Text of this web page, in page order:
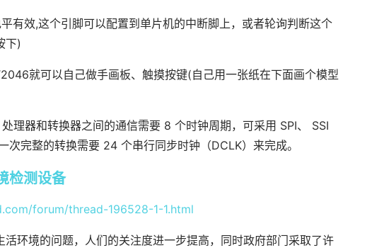
有效,这个引脚可以配置到单片机的中断脚上，或者轮询判断这个
下)
就可以自己做手画板、触摸按键(自己用一张纸在下面画个模型
理器和转换器之间的通信需要 8 个时钟周期，可采用 SPI、 SSI
完整的转换需要 24 个串行同步时钟（DCLK）来完成。
检测设备
forum/thread-196528-1-1.html
活环境的问题，人们的关注度进一步提高，同时政府部门采取了许